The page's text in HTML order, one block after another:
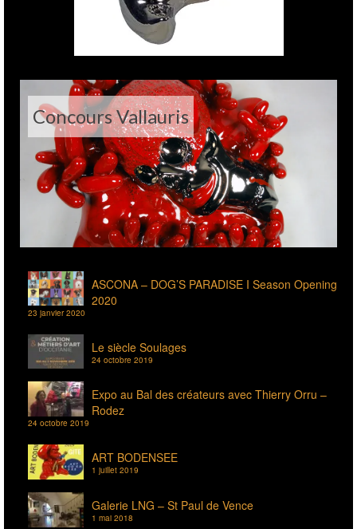
Concours Vallauris
ASCONA – DOG’S PARADISE I Season Opening
2020
23 janvier 2020
Le siècle Soulages
24 octobre 2019
Expo au Bal des créateurs avec Thierry Orru –
Rodez
24 octobre 2019
ART BODENSEE
1 juillet 2019
Galerie LNG – St Paul de Vence
1 mai 2018